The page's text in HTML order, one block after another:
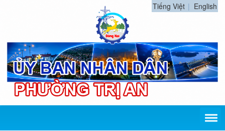
Tiếng Việt English